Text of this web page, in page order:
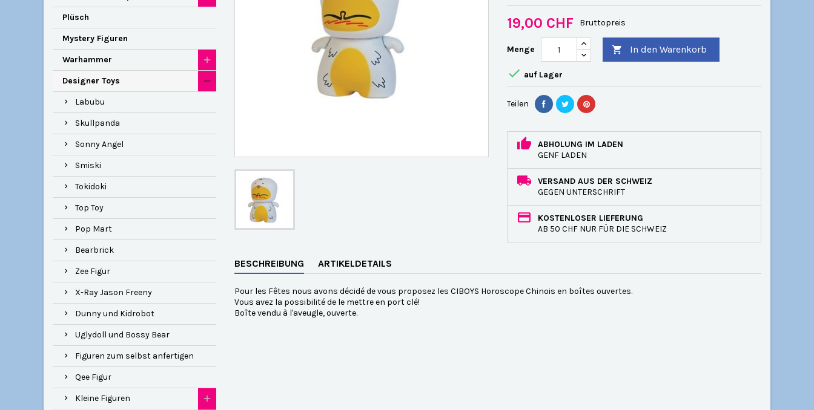
Plüsch
Mystery Figuren
Warhammer
Designer Toys
Labubu
Skullpanda
Sonny Angel
Smiski
Tokidoki
Top Toy
Pop Mart
Bearbrick
Zee Figur
X-Ray Jason Freeny
Dunny und Kidrobot
Uglydoll und Bossy Bear
Figuren zum selbst anfertigen
Qee Figur
Kleine Figuren
19,00 CHF Bruttopreis
Menge  In den Warenkorb
 auf Lager
Teilen
ABHOLUNG IM LADEN
GENF LADEN
VERSAND AUS DER SCHWEIZ
GEGEN UNTERSCHRIFT
KOSTENLOSER LIEFERUNG
AB 50 CHF NUR FÜR DIE SCHWEIZ
BESCHREIBUNG ARTIKELDETAILS
Pour les Fêtes nous avons décidé de vous proposez les CIBOYS Horoscope Chinois en boîtes ouvertes.
Vous avez la possibilité de le mettre en port clé!
Boîte vendu à l'aveugle, ouverte.